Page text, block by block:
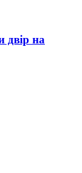
двір на